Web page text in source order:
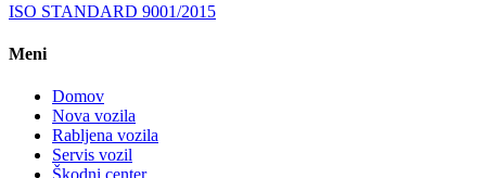
ISO STANDARD 9001/2015
Meni
Domov
Nova vozila
Rabljena vozila
Servis vozil